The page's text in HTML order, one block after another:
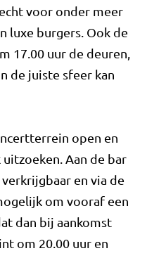
voor onder meer
luxe burgers. Ook de
17.00 uur de deuren,
de juiste sfeer kan
open en
Aan de bar
en via de
om vooraf een
dan bij aankomst
om 20.00 uur en